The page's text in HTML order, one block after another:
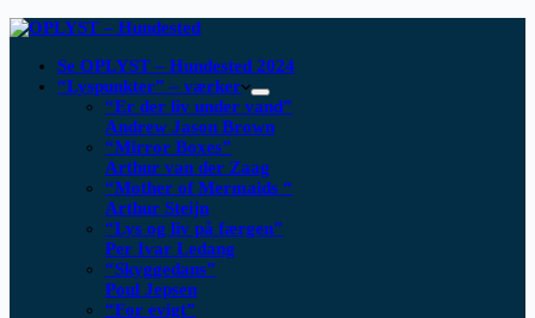
Se OPLYST – Hundested 2024
“Lyspunkter” – værker
“Er der liv under vand”
Andrew Jason Brown
“Mirror Boxes”
Arthur van der Zaag
“Mother of Mermaids “
Arthur Steijn
“Lys og liv på færgen”
Per Ivar Ledang
“Skyggedans”
Poul Jepsen
“For evigt”